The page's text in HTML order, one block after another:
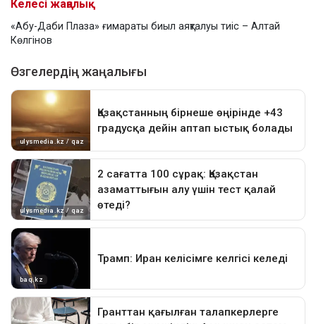
Келесі жаңалық
«Абу-Даби Плаза» ғимараты биыл аяқталуы тиіс – Алтай
Көлгінов